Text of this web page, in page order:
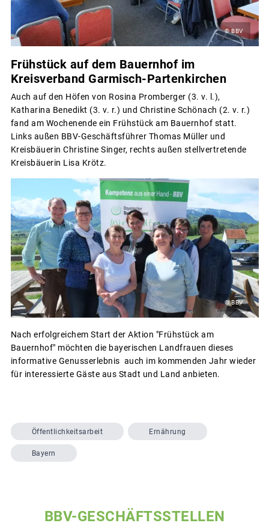
© BBV
Frühstück auf dem Bauernhof im
Kreisverband Garmisch-Partenkirchen
Auch auf den Höfen von Rosina Promberger (3. v. l.),
Katharina Benedikt (3. v. r.) und Christine Schönach (2. v. r.)
fand am Wochenende ein Frühstück am Bauernhof statt.
Links außen BBV-Geschäftsführer Thomas Müller und
Kreisbäuerin Christine Singer, rechts außen stellvertretende
Kreisbäuerin Lisa Krötz.
© BBV
Nach erfolgreichem Start der Aktion "Frühstück am
Bauernhof" möchten die bayerischen Landfrauen dieses
informative Genusserlebnis auch im kommenden Jahr wieder
für interessierte Gäste aus Stadt und Land anbieten.
Öffentlichkeitsarbeit Ernährung
Bayern
BBV-GESCHÄFTSSTELLEN